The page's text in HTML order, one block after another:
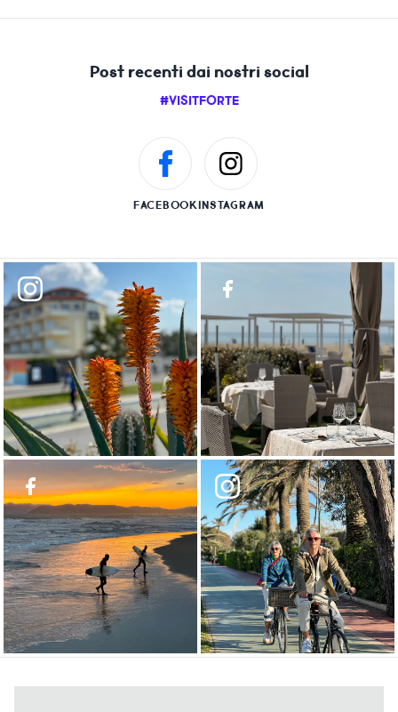
Post recenti dai nostri social
#VISITFORTE
FACEBOOKINSTAGRAM